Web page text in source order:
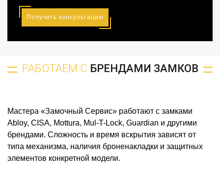
Получить консультацию
РАБОТАЕМ С БРЕНДАМИ ЗАМКОВ
Мастера «Замочный Сервис» работают с замками
Abloy, CISA, Mottura, Mul-T-Lock, Guardian и другими
брендами. Сложность и время вскрытия зависят от
типа механизма, наличия броненакладки и защитных
элементов конкретной модели.